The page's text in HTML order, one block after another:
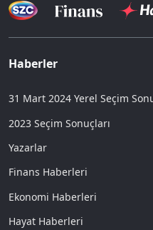
Haberler
31 Mart 2024 Yerel Seçim
2023 Seçim Sonuçları
Yazarlar
Finans Haberleri
Ekonomi Haberleri
Hayat Haberleri